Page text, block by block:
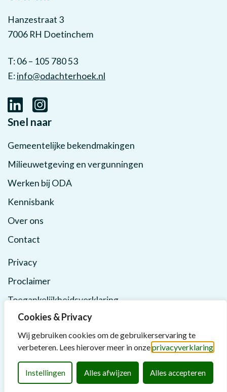
Cookies & Privacy
Wij gebruiken cookies om de gebruikerservaring te
verbeteren. Lees hierover meer in onzeprivacyverklaring
Instellingen Alles afwijzen Alles accepteren
Hanzestraat 3
7006 RH Doetinchem
T: 06 – 105 780 53
E:info@odachterhoek.nl
Snel naar
Gemeentelijke bekendmakingen
Milieuwetgeving en vergunningen
Werken bij ODA
Kennisbank
Over ons
Contact
Privacy
Proclaimer
Toegankelijkheidsverklaring